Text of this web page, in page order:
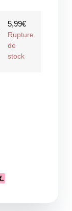
5,99€
Rupture
de
stock